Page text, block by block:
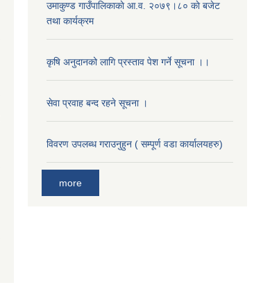
उमाकुण्ड गाउँपालिकाकाे आ.व. २०७९।८० काे बजेट
तथा कार्यक्रम
कृषि अनुदानको लागि प्रस्ताव पेश गर्ने सूचना ।।
सेवा प्रवाह बन्द रहने सूचना ।
विवरण उपलब्ध गराउनुहुन ( सम्पूर्ण वडा कार्यालयहरु)
more